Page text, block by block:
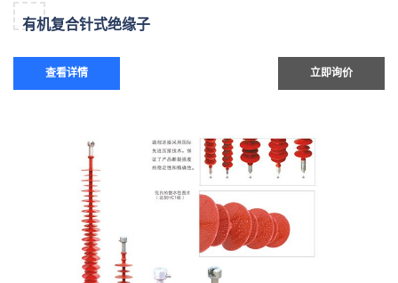
有机复合针式绝缘子
查看详情 立即询价